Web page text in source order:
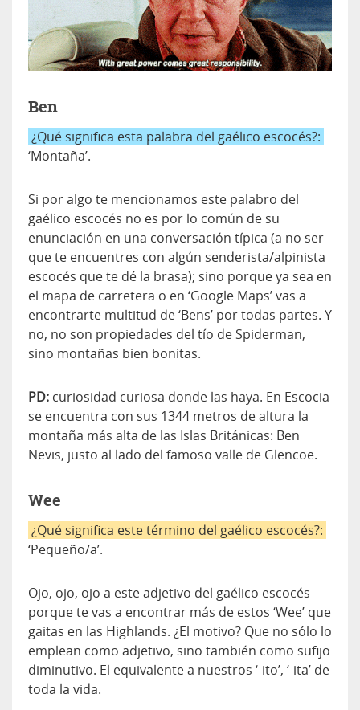
Ben
¿Qué significa esta palabra del gaélico escocés?:
‘Montaña’.
Si por algo te mencionamos este palabro del
gaélico escocés no es por lo común de su
enunciación en una conversación típica (a no ser
que te encuentres con algún senderista/alpinista
escocés que te dé la brasa); sino porque ya sea en
el mapa de carretera o en ‘Google Maps’ vas a
encontrarte multitud de ‘Bens’ por todas partes. Y
no, no son propiedades del tío de Spiderman,
sino montañas bien bonitas.
PD: curiosidad curiosa donde las haya. En Escocia
se encuentra con sus 1344 metros de altura la
montaña más alta de las Islas Británicas: Ben
Nevis, justo al lado del famoso valle de Glencoe.
Wee
¿Qué significa este término del gaélico escocés?:
‘Pequeño/a’.
Ojo, ojo, ojo a este adjetivo del gaélico escocés
porque te vas a encontrar más de estos ‘Wee’ que
gaitas en las Highlands. ¿El motivo? Que no sólo lo
emplean como adjetivo, sino también como sufijo
diminutivo. El equivalente a nuestros ‘-ito’, ‘-ita’ de
toda la vida.